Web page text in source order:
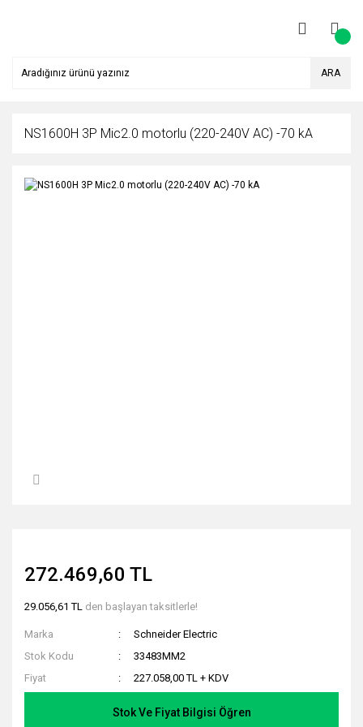
ARA
NS1600H 3P Mic2.0 motorlu (220-240V AC) -70 kA
272.469,60 TL
29.056,61 TL den başlayan taksitlerle!
Marka
Schneider Electric
Stok Kodu
33483MM2
Fiyat
227.058,00 TL + KDV
Stok Ve Fiyat Bilgisi Öğren